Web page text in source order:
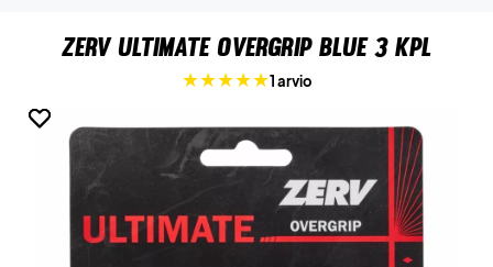
ZERV Ultimate Overgrip Blue 3 kpl
1 arvio